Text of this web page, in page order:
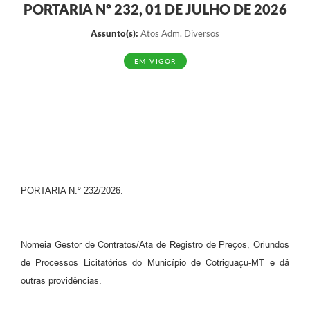
Ouvidoria
Editais
Links
PORTARIA Nº 232, 01 DE JULHO DE 2026
Assunto(s): Atos Adm. Diversos
EM VIGOR
PORTARIA N.º 232/2026.
Nomeia Gestor de Contratos/Ata de Registro de Preços, Oriundos
de Processos Licitatórios do Município de Cotriguaçu-MT e dá
outras providências.